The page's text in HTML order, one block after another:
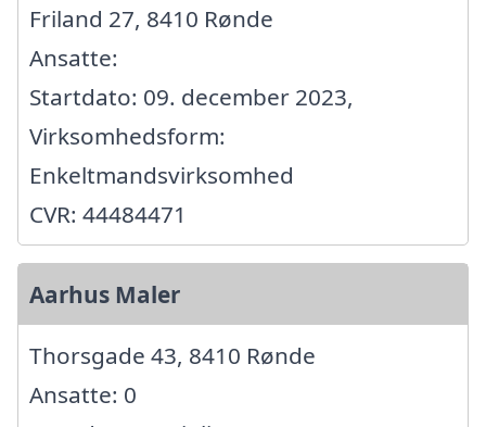
Friland 27, 8410 Rønde
Ansatte:
Startdato: 09. december 2023,
Virksomhedsform:
Enkeltmandsvirksomhed
CVR: 44484471
Aarhus Maler
Thorsgade 43, 8410 Rønde
Ansatte: 0